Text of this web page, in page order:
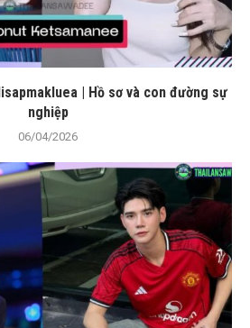
| Hồ sơ và con đường sự
nghiệp
06/04/2026